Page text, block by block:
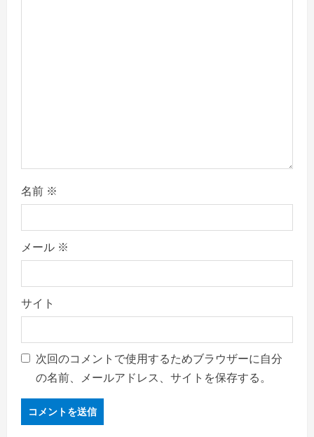
名前 ※
メール ※
サイト
次回のコメントで使用するためブラウザーに自分
の名前、メールアドレス、サイトを保存する。